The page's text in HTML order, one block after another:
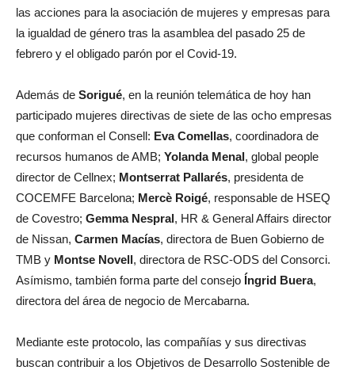
las acciones para la asociación de mujeres y empresas para
la igualdad de género tras la asamblea del pasado 25 de
febrero y el obligado parón por el Covid-19.
Además de Sorigué, en la reunión telemática de hoy han
participado mujeres directivas de siete de las ocho empresas
que conforman el Consell: Eva Comellas, coordinadora de
recursos humanos de AMB; Yolanda Menal, global people
director de Cellnex; Montserrat Pallarés, presidenta de
COCEMFE Barcelona; Mercè Roigé, responsable de HSEQ
de Covestro; Gemma Nespral, HR & General Affairs director
de Nissan, Carmen Macías, directora de Buen Gobierno de
TMB y Montse Novell, directora de RSC-ODS del Consorci.
Asímismo, también forma parte del consejo Íngrid Buera,
directora del área de negocio de Mercabarna.
Mediante este protocolo, las compañías y sus directivas
buscan contribuir a los Objetivos de Desarrollo Sostenible de